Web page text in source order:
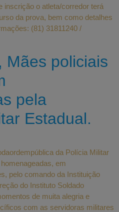
inscrição o atleta/corredor terá
da prova, bem como detalhes
(81) 31811240 /
Mães policiais
pela
Estadual.
da Polícia Militar
em
pelo comando da Instituição
do Instituto Soldado
de muita alegria e
com as servidoras militares